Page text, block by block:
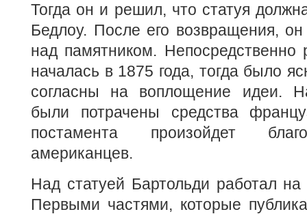
Тогда он и решил, что статуя
Бедлоу. После его возвращения,
над памятником. Непосредственно
началась в 1875 года, тогда было
согласны на воплощение идеи.
были потрачены средства
постамента произойдет
американцев.
Над статуей Бартольди работал
Первыми частями, которые